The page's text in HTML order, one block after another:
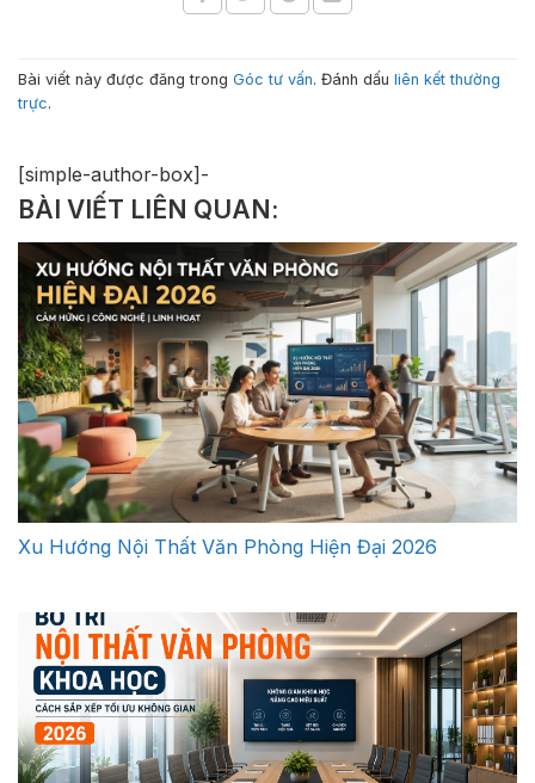
Bài viết này được đăng trong Góc tư vấn. Đánh dấu liên kết thường
trực.
[simple-author-box]-
BÀI VIẾT LIÊN QUAN:
Xu Hướng Nội Thất Văn Phòng Hiện Đại 2026